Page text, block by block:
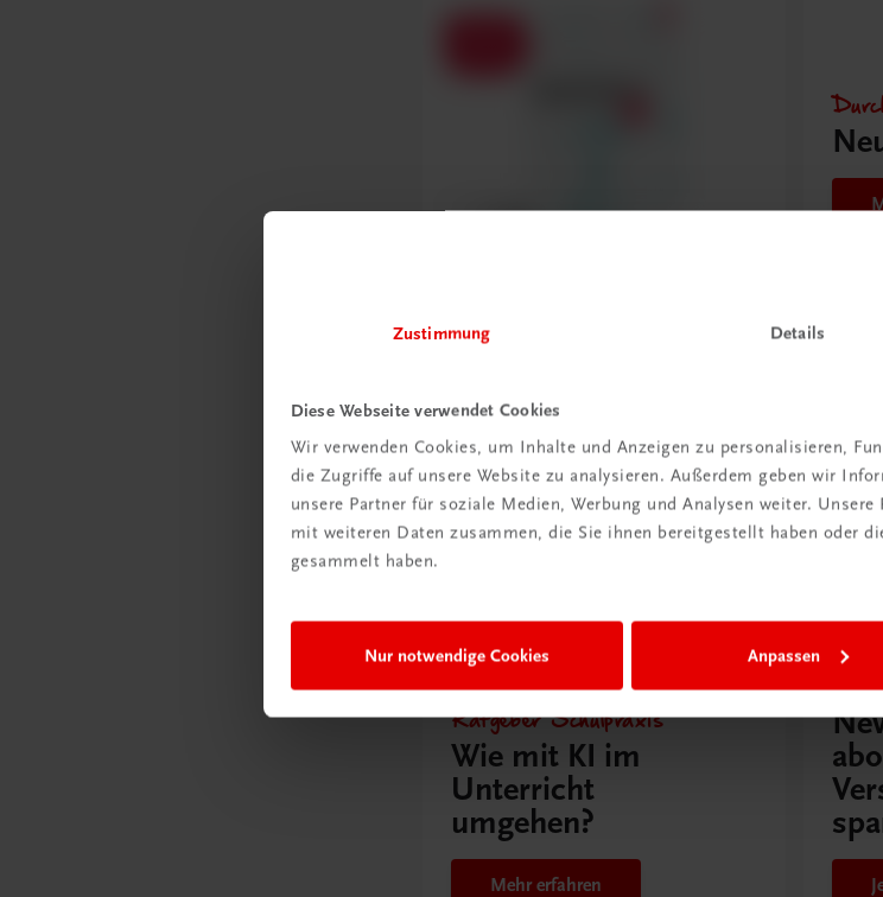
Zustimmung Details
Diese Webseite verwendet Cookies
Wir verwenden Cookies, um Inhalte und Anzeigen zu personalisieren,
die Zugriffe auf unsere Website zu analysieren. Außerdem geben wir
unsere Partner für soziale Medien, Werbung und Analysen weiter.
mit weiteren Daten zusammen, die Sie ihnen bereitgestellt haben oder
gesammelt haben.
Nur notwendige Cookies Anpassen
Praxisblicke – Betriebswirtschaft
€ 0,00
Ratgeber Schulpraxis
Wie mit KI im
Unterricht
umgehen?
Mehr erfahren